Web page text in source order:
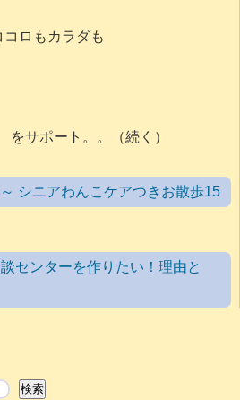
ロもカラダも
サポート。。（続く）
シニアわんこケアつきお散歩15
センターを作りたい！理由と
検索